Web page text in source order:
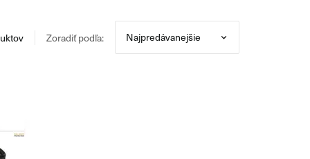
Zoradiť podľa: